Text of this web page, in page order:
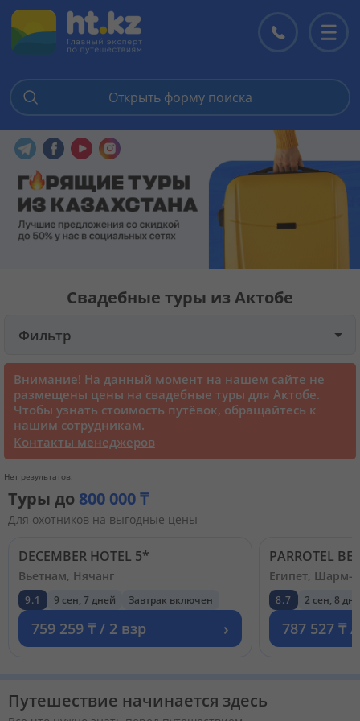
Горящие туры
Цены на туры
Круизы
Статьи
70129 отзывов наших туристов
О нас
Для бизнеса
Открыть форму поиска
Перейти в наш Telegram
Перейти в наш Facebook
Перейти в наш YouTube
Перейти в наш Instagram
Свадебные туры из Актобе
Фильтр
Внимание! На данный момент на нашем сайте не
размещены цены на свадебные туры для Актобе.
Чтобы узнать стоимость путёвок, обращайтесь к
нашим сотрудникам.
Контакты менеджеров
Нет результатов.
Туры до 800 000 ₸
Для охотников на выгодные цены
DECEMBER HOTEL 5*
Вьетнам, Нячанг
9.1 9 сен, 7 дней Завтрак включен
759 259 ₸ / 2 взр ›
Египет, Шарм-
8.7 2 сен, 8
787 527 ₸
Путешествие начинается здесь